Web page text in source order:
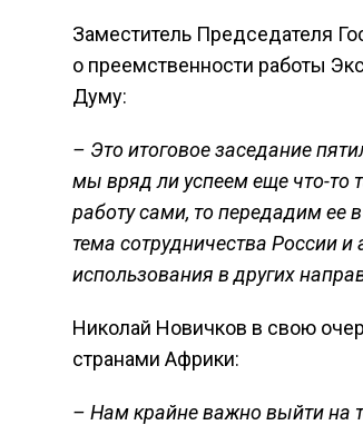
Заместитель Председателя
о преемственности работы
Думу:
– Это итоговое заседание
мы вряд ли успеем еще что-то
работу сами, то передадим ее
тема сотрудничества России
использования в других
Николай Новичков в свою
странами Африки:
– Нам крайне важно выйти на